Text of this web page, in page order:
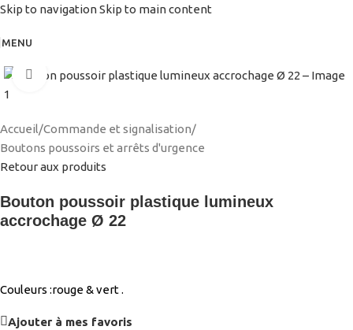
Skip to navigationSkip to main content
MENU
Agrandir
Accueil/Commande et signalisation/
Boutons poussoirs et arrêts d'urgence
Retour aux produits
Bouton poussoir plastique lumineux
accrochage Ø 22
Couleurs :rouge & vert .
Ajouter à mes favoris